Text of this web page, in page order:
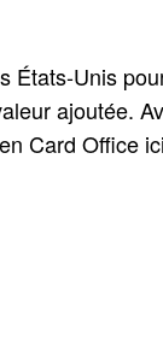
Unis
ajoutée.
Card Office